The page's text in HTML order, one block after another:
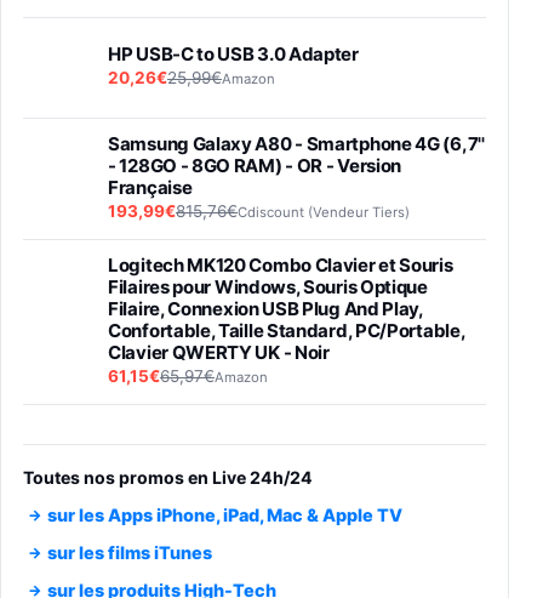
HP USB-C to USB 3.0 Adapter
20,26€25,99€Amazon
Samsung Galaxy A80 - Smartphone 4G (6,7''
- 128GO - 8GO RAM) - OR - Version
Française
193,99€815,76€Cdiscount (Vendeur Tiers)
Logitech MK120 Combo Clavier et Souris
Filaires pour Windows, Souris Optique
Filaire, Connexion USB Plug And Play,
Confortable, Taille Standard, PC/Portable,
Clavier QWERTY UK - Noir
61,15€65,97€Amazon
entraénement direct 3 vitesses (33-45-78
trs/min) avec pre-ampli intégré et port USB
Smartphone SAMSUNG Galaxy S26 Ultra
Toutes nos promos en Live 24h/24
sur les Apps iPhone, iPad, Mac & Apple TV
sur les films iTunes
sur les produits High-Tech